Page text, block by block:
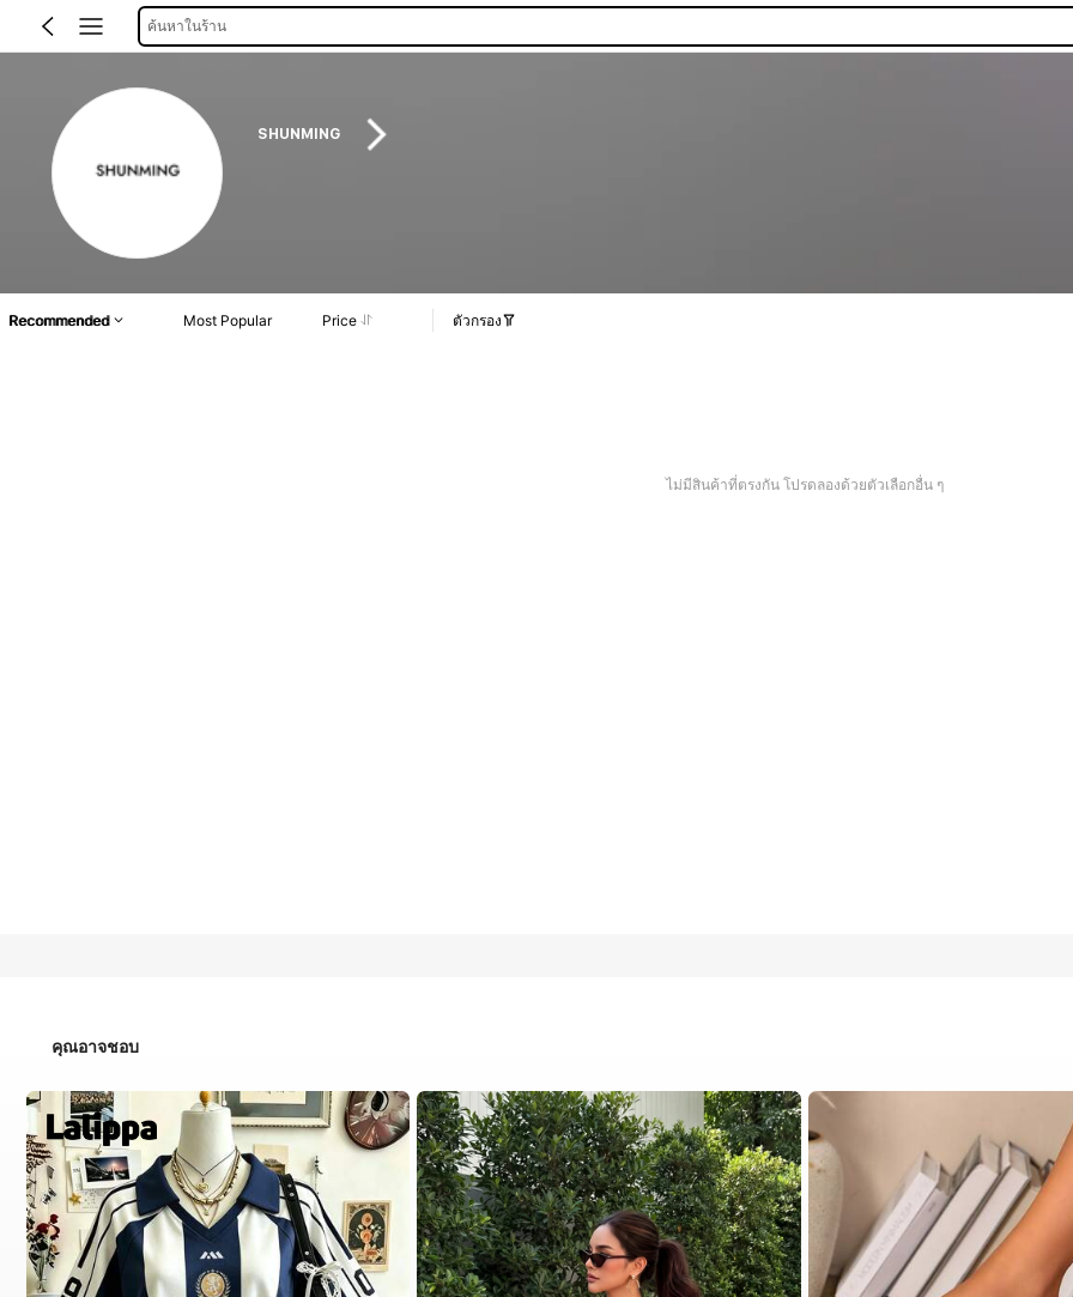
ค้นหาในร้าน
SHUNMING
Recommended Most Popular Price ตัวกรอง
ไม่มีสินค้าที่ตรงกัน โปรดลองด้วยตัวเลือกอื่น ๆ
คุณอาจชอบ